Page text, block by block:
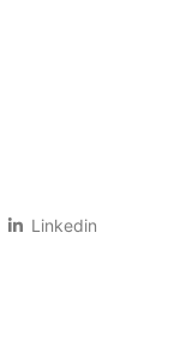
Linkedin